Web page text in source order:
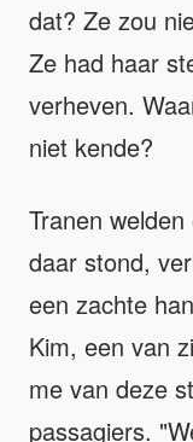
dat? Ze zou
Ze had haar
verheven.
niet kende?
Tranen
daar stond,
een zachte
Kim, een van
me van deze
passagiers.